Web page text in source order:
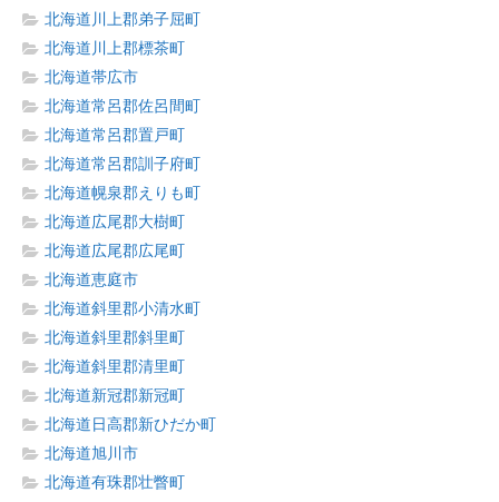
北海道川上郡弟子屈町
北海道川上郡標茶町
北海道帯広市
北海道常呂郡佐呂間町
北海道常呂郡置戸町
北海道常呂郡訓子府町
北海道幌泉郡えりも町
北海道広尾郡大樹町
北海道広尾郡広尾町
北海道恵庭市
北海道斜里郡小清水町
北海道斜里郡斜里町
北海道斜里郡清里町
北海道新冠郡新冠町
北海道日高郡新ひだか町
北海道旭川市
北海道有珠郡壮瞥町